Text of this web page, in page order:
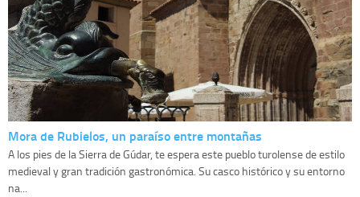
Mora de Rubielos, un paraíso entre montañas
A los pies de la Sierra de Gúdar, te espera este pueblo turolense de estilo
medieval y gran tradición gastronómica. Su casco histórico y su entorno
na...